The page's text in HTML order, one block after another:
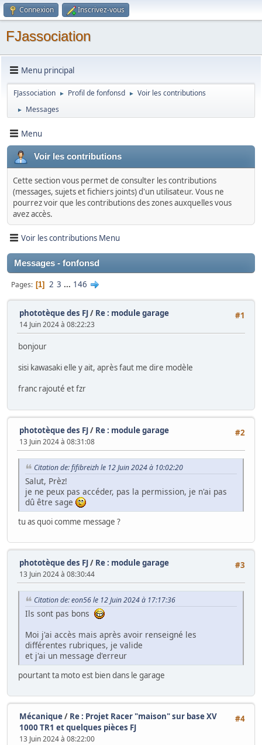
Connexion Inscrivez-vous
FJassociation
Menu principal
FJassociation ► Profil de fonfonsd ► Voir les contributions
► Messages
Menu
Voir les contributions
Cette section vous permet de consulter les contributions
(messages, sujets et fichiers joints) d'un utilisateur. Vous ne
pourrez voir que les contributions des zones auxquelles vous
avez accès.
Voir les contributions Menu
Messages - fonfonsd
Pages 1 2 3 ... 146
#1
phototèque des FJ/ Re : module garage
14 Juin 2024 à 08:22:23
bonjour
sisi kawasaki elle y ait, après faut me dire modèle
franc rajouté et fzr
#2
phototèque des FJ/ Re : module garage
13 Juin 2024 à 08:31:08
Citation de: fifibreizh le 12 Juin 2024 à 10:02:20
Salut, Prèz!
je ne peux pas accéder, pas la permission, je n'ai pas
dû être sage
tu as quoi comme message ?
#3
phototèque des FJ/ Re : module garage
13 Juin 2024 à 08:30:44
Citation de: eon56 le 12 Juin 2024 à 17:17:36
Ils sont pas bons
Moi j'ai accès mais après avoir renseigné les
différentes rubriques, je valide
et j'ai un message d'erreur
pourtant ta moto est bien dans le garage
#4
Mécanique/ Re : Projet Racer "maison" sur base XV
1000 TR1 et quelques pièces FJ
13 Juin 2024 à 08:22:00